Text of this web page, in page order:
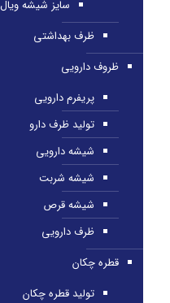
سایز شیشه ویال
ظرف بهداشتی
ظروف دارویی
پریفرم دارویی
تولید ظرف دارو
شیشه دارویی
شیشه شربت
شیشه قرص
ظرف دارویی
قطره چکان
تولید قطره چکان